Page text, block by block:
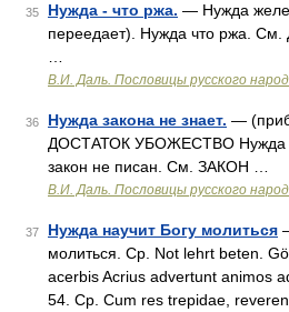
35 Нужда - что ржа. — Нужда
переедает). Нужда что ржа.
В.И. Даль. Пословицы русского
36 Нужда закона не знает. —
ДОСТАТОК УБОЖЕСТВО Нужда
закон не писан. См. ЗАКОН …
В.И. Даль. Пословицы русского
37 Нужда научит Богу молиться
молиться. Ср. Not lehrt beten.
acerbis Acrius advertunt animos
54. Ср. Cum res trepidae,